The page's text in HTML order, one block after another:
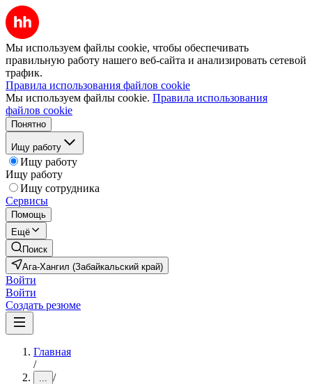
Мы используем файлы cookie, чтобы обеспечивать
правильную работу нашего веб-сайта и анализировать сетевой
трафик.
Правила использования файлов cookie
Мы используем файлы cookie. Правила использования
файлов cookie
Понятно
Ищу работу
Ищу работу
Ищу работу
Ищу сотрудника
Сервисы
Помощь
Ещё
Поиск
Ага-Хангил (Забайкальский край)
Войти
Войти
Создать резюме
Главная
/
... /